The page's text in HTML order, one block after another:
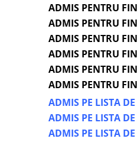
ADMIS PENTRU
ADMIS PENTRU
ADMIS PENTRU
ADMIS PENTRU
ADMIS PENTRU
ADMIS PENTRU
ADMIS PE LISTA
ADMIS PE LISTA
ADMIS PE LISTA